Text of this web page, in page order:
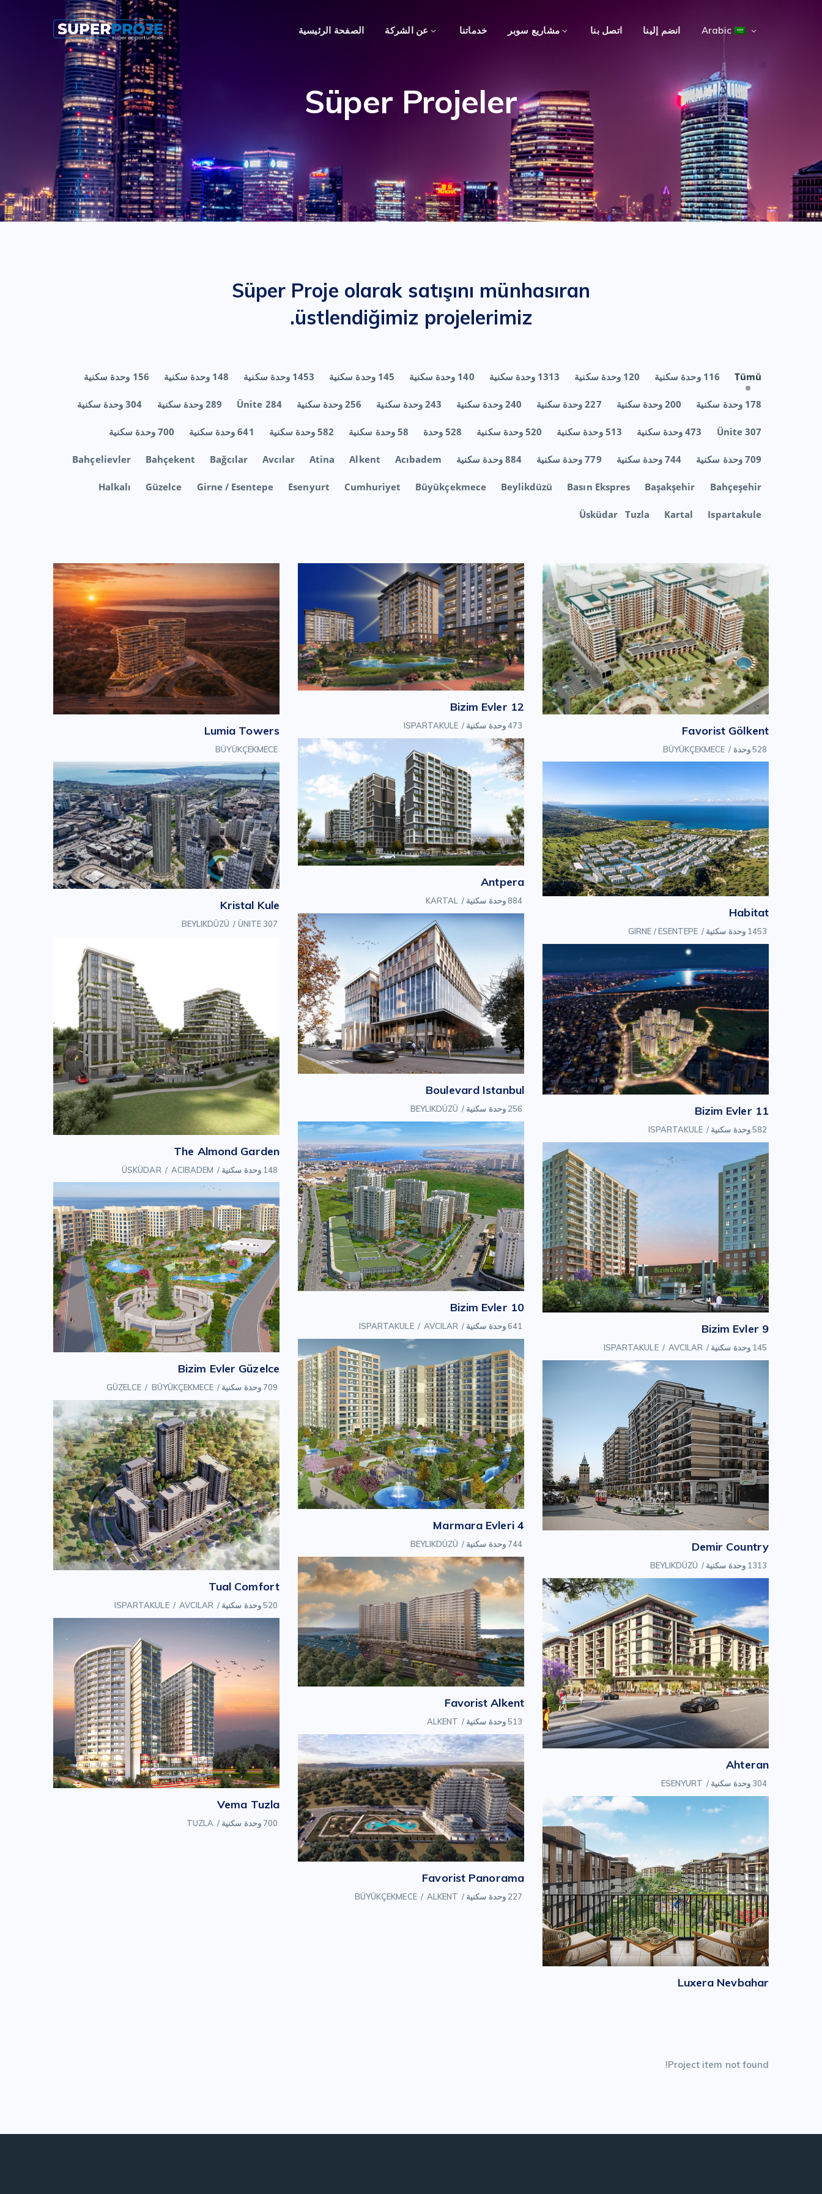
الصفحة الرئيسية عن الشركة خدماتنا مشاريع سوبر اتصل بنا انضم إلينا Arabic
Süper Projeler
Süper Proje olarak satışını münhasıran
üstlendiğimiz projelerimiz.
Tümü 116 وحدة سكنية 120 وحدة سكنية 1313 وحدة سكنية 140 وحدة سكنية 145 وحدة سكنية 1453 وحدة سكنية 148 وحدة سكنية 156 وحدة سكنية
178 وحدة سكنية 200 وحدة سكنية 227 وحدة سكنية 240 وحدة سكنية 243 وحدة سكنية 256 وحدة سكنية 284 Ünite 289 وحدة سكنية 304 وحدة سكنية
307 Ünite 473 وحدة سكنية 513 وحدة سكنية 520 وحدة سكنية 528 وحدة 58 وحدة سكنية 582 وحدة سكنية 641 وحدة سكنية 700 وحدة سكنية
709 وحدة سكنية 744 وحدة سكنية 779 وحدة سكنية 884 وحدة سكنية Acıbadem
Alkent
Atina
Avcılar
Bağcılar
Bahçekent
Bahçelievler
Bahçeşehir
Başakşehir
Basın Ekspres
Beylikdüzü
Büyükçekmece
Cumhuriyet
Esenyurt
Girne / Esentepe
Güzelce
Halkalı
Ispartakule
Kartal
Tuzla
Üsküdar
Lumia Towers
BÜYÜKÇEKMECE
Bizim Evler 12
473 وحدة سكنية /
ISPARTAKULE Favorist Gölkent
528 وحدة /
BÜYÜKÇEKMECE
Antpera
884 وحدة سكنية /
KARTAL
Kristal Kule
307 ÜNITE
/
BEYLIKDÜZÜ
Habitat
1453 وحدة سكنية /
GIRNE / ESENTEPE
Boulevard Istanbul
256 وحدة سكنية /
BEYLIKDÜZÜ
The Almond Garden
148 وحدة سكنية /
ACIBADEM
/
ÜSKÜDAR
Bizim Evler 11
582 وحدة سكنية /
ISPARTAKULE
Bizim Evler 10
641 وحدة سكنية /
AVCILAR
/
ISPARTAKULE Bizim Evler 9
145 وحدة سكنية /
AVCILAR
/
ISPARTAKULE
Bizim Evler Güzelce
709 وحدة سكنية /
BÜYÜKÇEKMECE
/
GÜZELCE
Marmara Evleri 4
744 وحدة سكنية /
BEYLIKDÜZÜ Demir Country
1313 وحدة سكنية /
BEYLIKDÜZÜ
Tual Comfort
520 وحدة سكنية /
AVCILAR
/
ISPARTAKULE
Favorist Alkent
513 وحدة سكنية /
ALKENT
Ahteran
304 وحدة سكنية /
ESENYURT
Vema Tuzla
700 وحدة سكنية /
TUZLA
Favorist Panorama
227 وحدة سكنية /
ALKENT
/
BÜYÜKÇEKMECE
Luxera Nevbahar
Project item not found!